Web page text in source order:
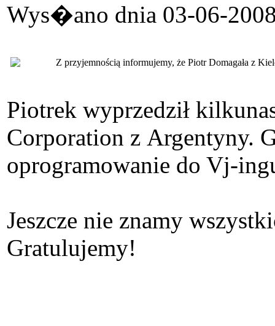
Wys�ano dnia 03-06-
Z przyjemnością informujemy, że Piotr Domagała z
Piotrek wyprzedził
Corporation z Argentyny.
oprogramowanie do Vj-
Jeszcze nie znamy
Gratulujemy!